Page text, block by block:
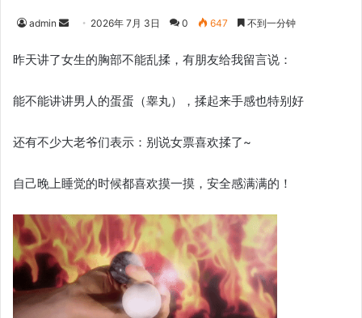
admin
邮
2026年 7月 3日 0 647 不到一分钟
昨天讲了女生的胸部不能乱揉，有朋友给我留言说：
能不能讲讲男人的蛋蛋（睾丸），揉起来手感也特别好
还有不少大老爷们表示：别说女票喜欢揉了~
自己晚上睡觉的时候都喜欢摸一摸，安全感满满的！